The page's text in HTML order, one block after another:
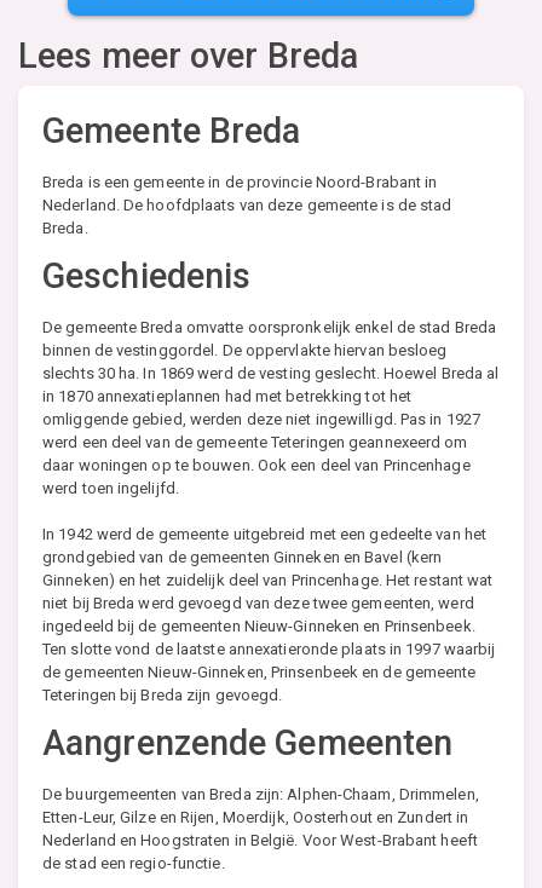
Lees meer over Breda
Gemeente Breda
Breda is een gemeente in de provincie Noord-Brabant in
Nederland. De hoofdplaats van deze gemeente is de stad
Breda.
Geschiedenis
De gemeente Breda omvatte oorspronkelijk enkel de stad Breda
binnen de vestinggordel. De oppervlakte hiervan besloeg
slechts 30 ha. In 1869 werd de vesting geslecht. Hoewel Breda al
in 1870 annexatieplannen had met betrekking tot het
omliggende gebied, werden deze niet ingewilligd. Pas in 1927
werd een deel van de gemeente Teteringen geannexeerd om
daar woningen op te bouwen. Ook een deel van Princenhage
werd toen ingelijfd.
In 1942 werd de gemeente uitgebreid met een gedeelte van het
grondgebied van de gemeenten Ginneken en Bavel (kern
Ginneken) en het zuidelijk deel van Princenhage. Het restant wat
niet bij Breda werd gevoegd van deze twee gemeenten, werd
ingedeeld bij de gemeenten Nieuw-Ginneken en Prinsenbeek.
Ten slotte vond de laatste annexatieronde plaats in 1997 waarbij
de gemeenten Nieuw-Ginneken, Prinsenbeek en de gemeente
Teteringen bij Breda zijn gevoegd.
Aangrenzende Gemeenten
De buurgemeenten van Breda zijn: Alphen-Chaam, Drimmelen,
Etten-Leur, Gilze en Rijen, Moerdijk, Oosterhout en Zundert in
Nederland en Hoogstraten in België. Voor West-Brabant heeft
de stad een regio-functie.